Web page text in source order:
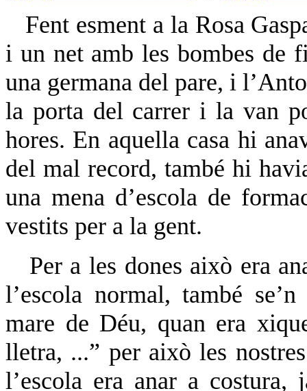
Fent esment a la Rosa
i un net amb les bombes de
una germana del pare, i
la porta del carrer i la van
hores. En aquella casa hi
del mal record, també hi
una mena d’escola de
vestits per a la gent.
Per a les dones això era
l’escola normal, també
mare de Déu, quan era
lletra, ...” per això les
l’escola era anar a